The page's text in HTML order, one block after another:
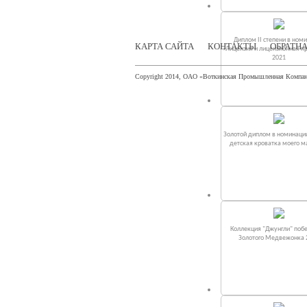
Диплом II степени в
«Лицензия и лицензионная
2021
Золотой диплом в
детская кроватка моего
Коллекция "Джунгли"
Золотого Медвежонка
КАРТА САЙТА КОНТАКТЫ
Copyright 2014, ОАО «Воткинская Промышленная